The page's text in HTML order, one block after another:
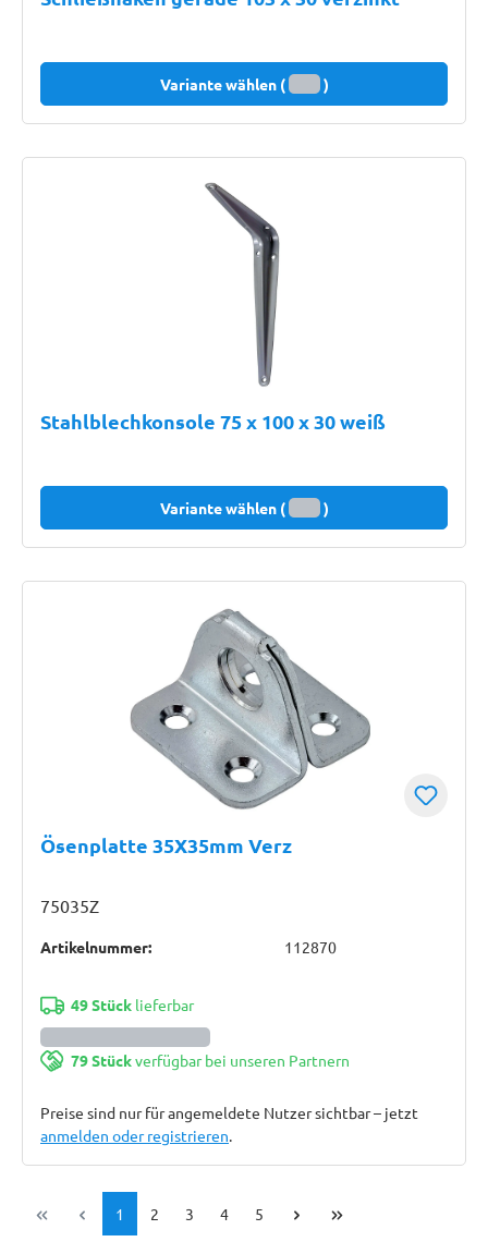
Variante wählen ( )
Stahlblechkonsole 75 x 100 x 30 weiß
Variante wählen ( )
Ösenplatte 35X35mm Verz
75035Z
Artikelnummer: 112870
49 Stücklieferbar
79 Stückverfügbar bei unseren Partnern
Preise sind nur für angemeldete Nutzer sichtbar – jetzt
anmelden oder registrieren.
Seite
1 Seite
2 Seite
3 Seite
4 Seite
5